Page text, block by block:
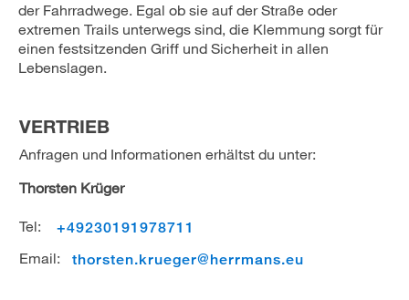
der Fahrradwege. Egal ob sie auf der Straße oder
extremen Trails unterwegs sind, die Klemmung sorgt für
einen festsitzenden Griff und Sicherheit in allen
Lebenslagen.
VERTRIEB
Anfragen und Informationen erhältst du unter:
Thorsten Krüger
Tel:
+49230191978711
Email:
thorsten.krueger@herrmans.eu